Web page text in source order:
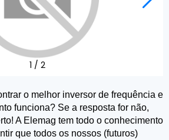
1 / 2
o melhor inversor de frequência e
funciona? Se a resposta for não,
A Elemag tem todo o conhecimento
que todos os nossos (futuros)